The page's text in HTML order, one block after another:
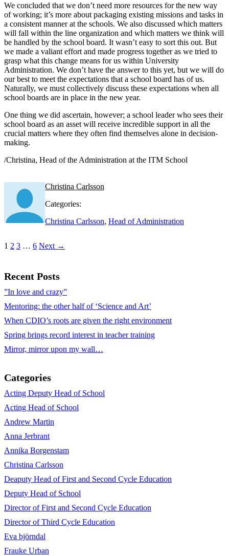
We concluded that we don’t need more resources for the new way
of working; it’s more about packaging existing missions and tasks in
a consistent manner at the schools. We also discussed which matters
will fall within the line organization and which matters we think will
be handled by the school board. It wasn’t easy to sort this out. But
we made a valiant effort and made progress together as we tried to
grasp what this change means for us within University
Administration. We don’t have the answer to this yet, but we will do
our best to meet the expectations that a school board has of us.
Naturally, we must collectively discuss these expectations when all
school boards are in place in the new year.
One thing we did ascertain, however; a school leader who sees their
school board as an asset will receive incredible support in all the
crucial matters where they often find themselves alone in decision-
making.
/Christina, Head of the Administration at the ITM School
Christina Carlsson
Categories:
Christina Carlsson, Head of Administration
1 2 3 … 6 Next →
Recent Posts
”In love and crazy”
Mentoring: the other half of ‘Science and Art’
When CDIO’s roots are given the right environment
Spring brings record interest in teacher training
Mirror, mirror upon my wall…
Categories
Acting Deputy Head of School
Acting Head of School
Andrew Martin
Anna Jerbrant
Annika Borgenstam
Christina Carlsson
Deaputy Head of First and Second Cycle Education
Deputy Head of School
Director of First and Second Cycle Education
Director of Third Cycle Education
Eva björndal
Frauke Urban